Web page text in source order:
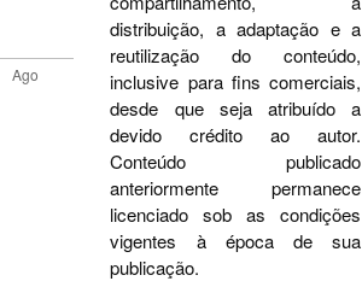
distribuição, a adaptação e a
reutilização do conteúdo,
inclusive para fins comerciais,
desde que seja atribuído a
devido crédito ao autor.
Conteúdo publicado
anteriormente permanece
licenciado sob as condições
vigentes à época de sua
publicação.